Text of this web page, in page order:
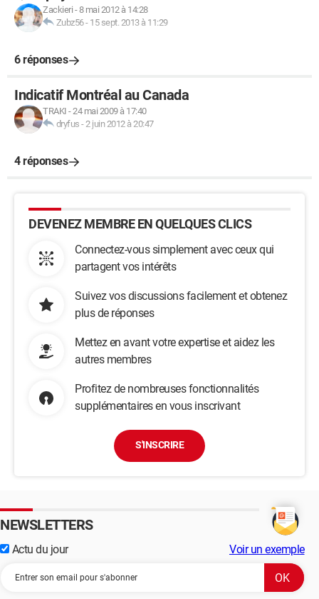
Zackieri -8 mai 2012 à 14:28
Zubz56- 15 sept. 2013 à 11:29
6 réponses
Indicatif Montréal au Canada
TRAKI -24 mai 2009 à 17:40
dryfus -2 juin 2012 à 20:47
4 réponses
DEVENEZ MEMBRE EN QUELQUES CLICS
Connectez-vous simplement avec ceux qui
partagent vos intérêts
Suivez vos discussions facilement et obtenez
plus de réponses
Mettez en avant votre expertise et aidez les
autres membres
Profitez de nombreuses fonctionnalités
supplémentaires en vous inscrivant
S'INSCRIRE
NEWSLETTERS
Actu du jour Voir un exemple